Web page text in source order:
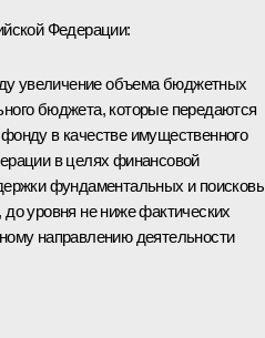
Федерации:
увеличение объема бюджетных
бюджета, которые передаются
в качестве имущественного
в целях финансовой
фундаментальных и
уровня не ниже фактических
направлению деятельности